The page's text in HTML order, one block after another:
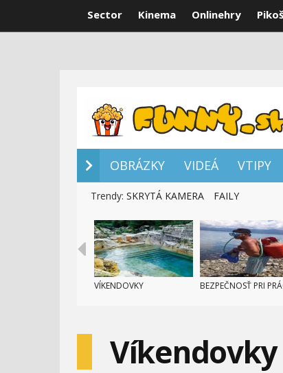
Sector Kinema Onlinehry
OBRÁZKY VIDEÁ VTIPY
Trendy: SKRYTÁ KAMERA FAILY
VÍKENDOVKY BEZPEČNOSŤ PRI
Víkendovky